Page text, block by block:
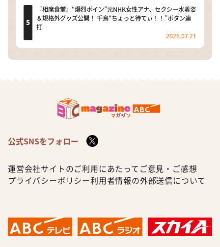
『相席食堂』“爆烈ボイン”元NHK女性アナ、セクシー水着姿
＆規格外グッズ公開！ 千鳥“ちょっと待てぃ！！”ボタン連
打
2026.07.21
公式SNSをフォロー
運営会社サイトのご利用にあたって ご意見・ご感想
プライバシーポリシー利用者情報の外部送信について